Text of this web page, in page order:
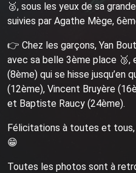
🥈, sous les yeux de sa
suivies par Agathe Mège,
👉 Chez les garçons, Yan
avec sa belle 3ème place 🥉,
(8ème) qui se hisse jusqu’en
(12ème), Vincent Bruyère
et Baptiste Raucy (24ème).
Félicitations à toutes et
😁
Toutes les photos sont à